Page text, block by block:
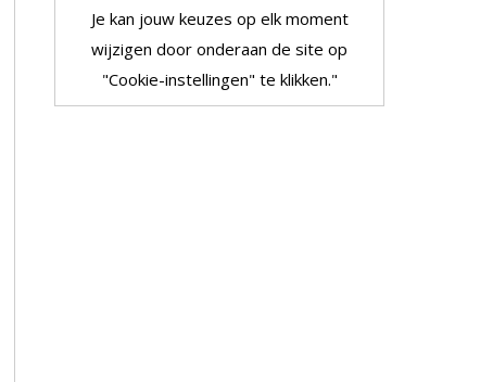
Je kan jouw keuzes op elk moment
wijzigen door onderaan de site op
"Cookie-instellingen" te klikken."